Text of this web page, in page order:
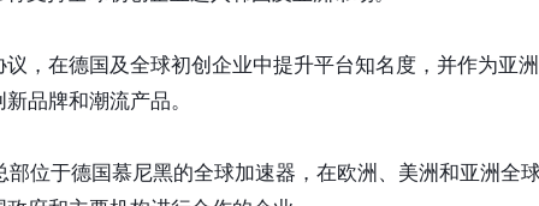
，在德国及全球初创企业中提升平台知名度，并作为亚
品牌和潮流产品。
位于德国慕尼黑的全球加速器，在欧洲、美洲和亚洲全